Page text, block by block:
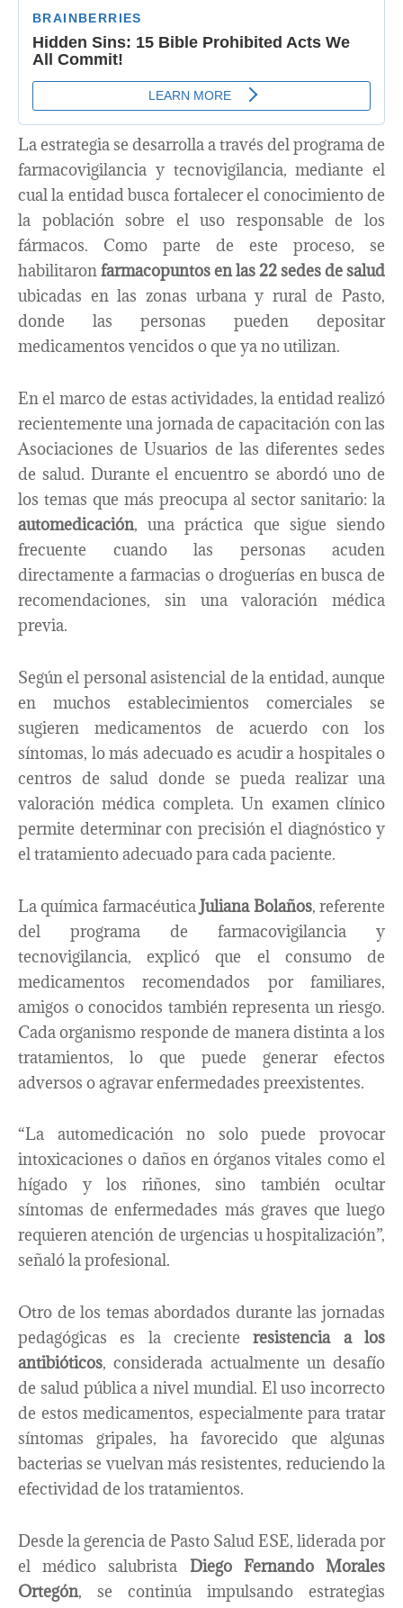
La estrategia se desarrolla a través del programa de
farmacovigilancia y tecnovigilancia, mediante el
cual la entidad busca fortalecer el conocimiento de
la población sobre el uso responsable de los
fármacos. Como parte de este proceso, se
habilitaronfarmacopuntos en las 22 sedes de salud
ubicadas en las zonas urbana y rural de Pasto,
donde las personas pueden depositar
medicamentos vencidos o que ya no utilizan.
En el marco de estas actividades, la entidad realizó
recientemente una jornada de capacitación con las
Asociaciones de Usuarios de las diferentes sedes
de salud. Durante el encuentro se abordó uno de
los temas que más preocupa al sector sanitario: la
automedicación, una práctica que sigue siendo
frecuente cuando las personas acuden
directamente a farmacias o droguerías en busca de
recomendaciones, sin una valoración médica
previa.
Según el personal asistencial de la entidad, aunque
en muchos establecimientos comerciales se
sugieren medicamentos de acuerdo con los
síntomas, lo más adecuado es acudir a hospitales o
centros de salud donde se pueda realizar una
valoración médica completa. Un examen clínico
permite determinar con precisión el diagnóstico y
el tratamiento adecuado para cada paciente.
La química farmacéuticaJuliana Bolaños, referente
del programa de farmacovigilancia y
tecnovigilancia, explicó que el consumo de
medicamentos recomendados por familiares,
amigos o conocidos también representa un riesgo.
Cada organismo responde de manera distinta a los
tratamientos, lo que puede generar efectos
adversos o agravar enfermedades preexistentes.
“La automedicación no solo puede provocar
intoxicaciones o daños en órganos vitales como el
hígado y los riñones, sino también ocultar
síntomas de enfermedades más graves que luego
requieren atención de urgencias u hospitalización”,
señaló la profesional.
Otro de los temas abordados durante las jornadas
pedagógicas es la crecienteresistencia a los
antibióticos, considerada actualmente un desafío
de salud pública a nivel mundial. El uso incorrecto
de estos medicamentos, especialmente para tratar
síntomas gripales, ha favorecido que algunas
bacterias se vuelvan más resistentes, reduciendo la
efectividad de los tratamientos.
Desde la gerencia de Pasto Salud ESE, liderada por
el médico salubrista Diego Fernando Morales
Ortegón, se continúa impulsando estrategias